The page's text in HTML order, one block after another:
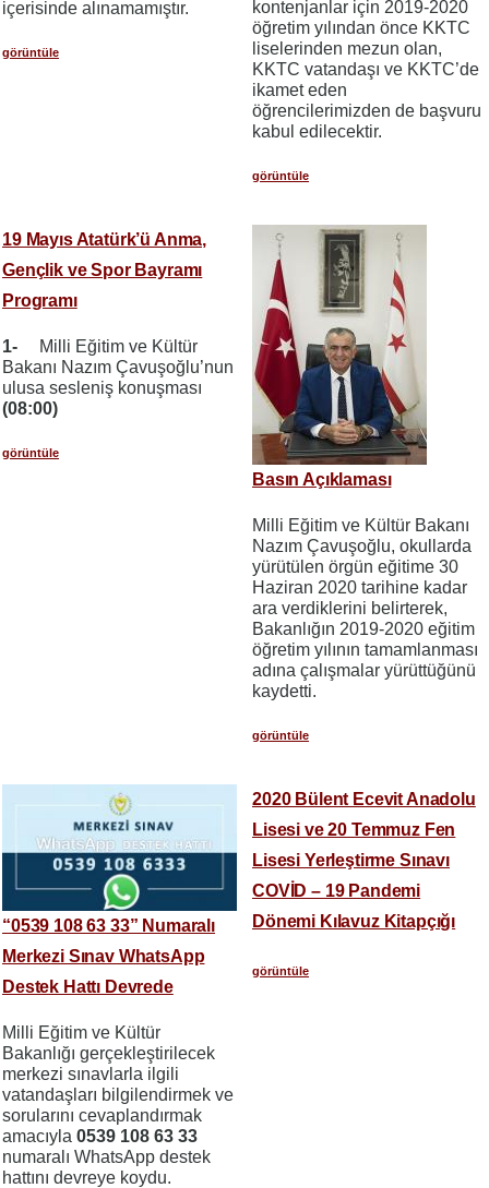
içerisinde alınamamıştır.
görüntüle
kontenjanlar için 2019-2020
öğretim yılından önce KKTC
liselerinden mezun olan,
KKTC vatandaşı ve KKTC’de
ikamet eden
öğrencilerimizden de başvuru
kabul edilecektir.
görüntüle
19 Mayıs Atatürk’ü Anma,
Gençlik ve Spor Bayramı
Programı
1-
Milli Eğitim ve Kültür
Bakanı Nazım Çavuşoğlu’nun
ulusa sesleniş konuşması
(08:00)
görüntüle
Basın Açıklaması
Milli Eğitim ve Kültür Bakanı
Nazım Çavuşoğlu, okullarda
yürütülen örgün eğitime 30
Haziran 2020 tarihine kadar
ara verdiklerini belirterek,
Bakanlığın 2019-2020 eğitim
öğretim yılının tamamlanması
adına çalışmalar yürüttüğünü
kaydetti.
görüntüle
“0539 108 63 33” Numaralı
Merkezi Sınav WhatsApp
Destek Hattı Devrede
Milli Eğitim ve Kültür
Bakanlığı gerçekleştirilecek
merkezi sınavlarla ilgili
vatandaşları bilgilendirmek ve
sorularını cevaplandırmak
amacıyla 0539 108 63 33
numaralı WhatsApp destek
hattını devreye koydu.
2020 Bülent Ecevit Anadolu
Lisesi ve 20 Temmuz Fen
Lisesi Yerleştirme Sınavı
COVİD – 19 Pandemi
Dönemi Kılavuz Kitapçığı
görüntüle